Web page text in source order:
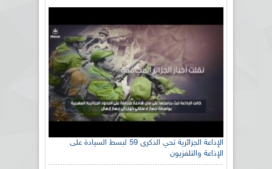
الإذاعة الجزائرية تحي الذكرى 59 لبسط السيادة على
الإذاعة والتلفزيون